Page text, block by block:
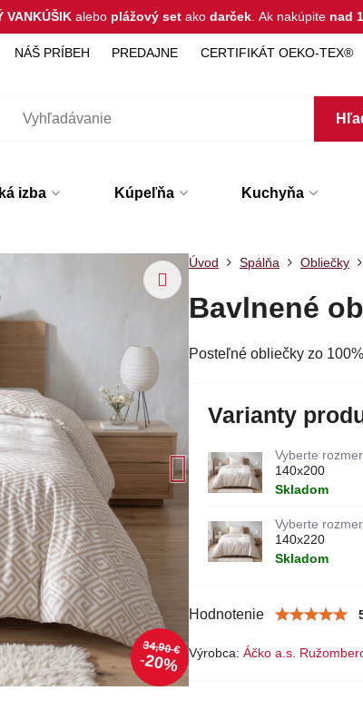
VANKÚŠIK alebo plážový set ako darček Ak nakúpite nad
NÁŠ PRÍBEH PREDAJNE CERTIFIKÁT OEKO-TEX®
izba Kúpeľňa Kuchyňa
34,90 €
20%
Úvod Spálňa Obliečky
Bavlnené
Posteľné obliečky zo
Varianty
Vyberte
140x200
Skladom
Vyberte
140x220
Skladom
Hodnotenie
Výrobca: Áčko a.s.